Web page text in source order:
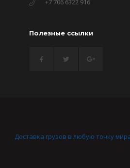
+7 706 6322 916
Полезные ссылки
Доставка грузов в любую точку